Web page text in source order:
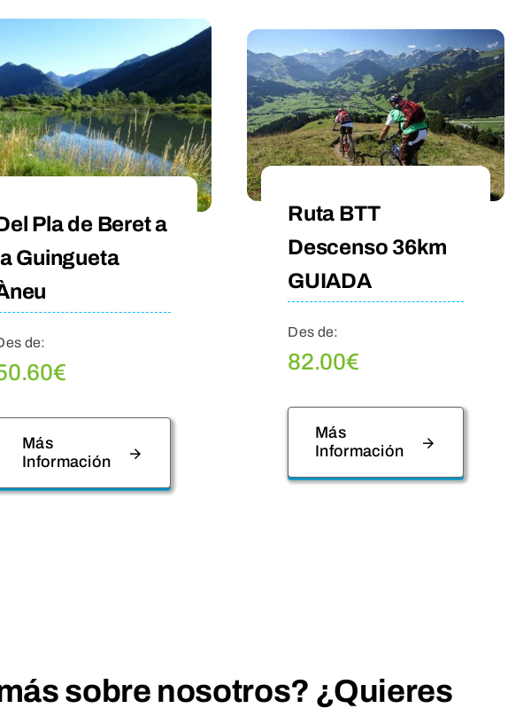
Pla de Beret a
Guingueta
de:
€
Más
Información
Ruta BTT
Descenso 36km
GUIADA
Des de:
82.00€
Más
Información
sobre nosotros? ¿Quieres